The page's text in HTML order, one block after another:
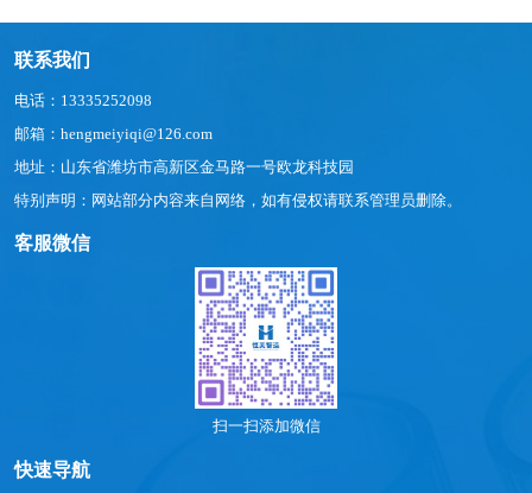
联系我们
电话：13335252098
邮箱：hengmeiyiqi@126.com
地址：山东省潍坊市高新区金马路一号欧龙科技园
特别声明：网站部分内容来自网络，如有侵权请联系管理员删除。
客服微信
扫一扫添加微信
快速导航